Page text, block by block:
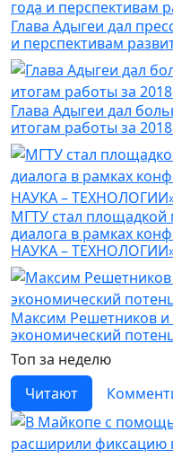
Глава Адыгеи дал
и перспективам
Глава Адыгеи дал
итогам работы за
МГТУ стал площадкой
диалога в рамках
НАУКА –
Максим Решетников
экономический
Топ за неделю
Читают